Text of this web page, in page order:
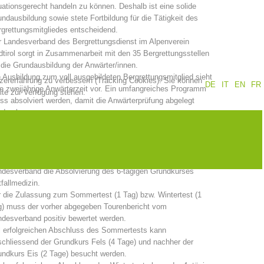
Jahresberichte
Ausbildung
Prävention PEER
handeln zu können. Deshalb ist eine solide
sowie stete Fortbildung für die Tätigkeit des
entscheidend.
Landesverband des Bergrettungsdienst im Alpenverein
sorgt in Zusammenarbeit mit den 35 Bergrettungsstellen
Grundausbildung der Anwärter/innen.
Ausbildung zum voll ausgebildeten Bergrettungsmitglied sieht
zweijährige Anwärterzeit vor. Ein umfangreiches Programm
absolviert werden, damit die Anwärterprüfung abgelegt
kann.
die Absolvierung des 6-tägigen Grundkurses
die Zulassung zum Sommertest (1 Tag) bzw. Wintertest (1
muss der vorher abgegeben Tourenbericht vom
positiv bewertet werden.
erfolgreichen Abschluss des Sommertests kann
der Grundkurs Fels (4 Tage) und nachher der
Eis (2 Tage) besucht werden.
DE IT EN FR
zu verbessern (Tracking Cookies). Sie können
zur Verfügung stehen.